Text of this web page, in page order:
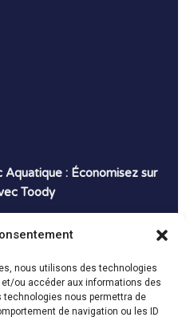
nous utilisons des technologies
ou accéder aux informations des
technologies nous permettra de
de navigation ou les ID
Aquatique : Économisez sur
Toody
: Économisez sur vos
Toody
Bon plans